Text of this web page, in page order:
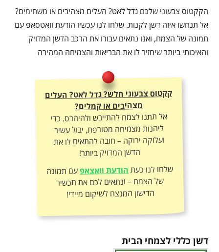
הקקטוס צבעוני שלכם גדל לאט? העלים מצהיבים או משחימים?
אל תנחשו איזה דשן לקנות. שלחו לנו עכשיו הודעת וואטסאפ עם
תמונה של הצמח, ואנו נתאים עבורו את הרכב הדשן המדויק
והאיכותי ביותר שיחזיר לו את הבריאות והצמיחה המהירה
קקטוס צבעוני חלש? גדל לאט? העלים
מצהיבים או קמלים?
אל תתנו לצמח להתייבש ולהיהרס. כדי
ליהנות מצמיחה מטורפת, יבול עשיר
ועלוקה ירוקה – חובה להתאים לו את
הדשן המדויק ביותר!
שלחו לנו כעתהודעת וואצאפעם תמונה
של הצמח – ונתאים לכם את תכשיר
הדישון המנצח לשיקום מיידי!
דשן כללי לצמחי הבית